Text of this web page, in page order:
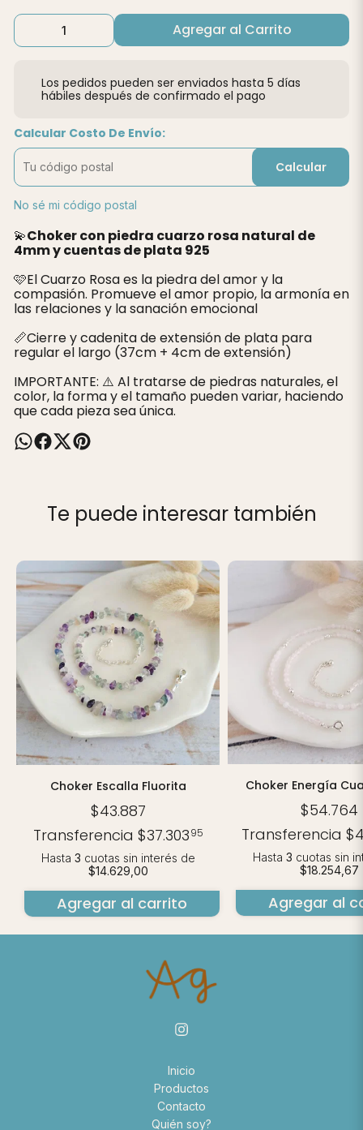
Agregar al Carrito
Los pedidos pueden ser enviados hasta 5 días
hábiles después de confirmado el pago
Calcular Costo De Envío:
Calcular
No sé mi código postal
💫Choker con piedra cuarzo rosa natural de
4mm y cuentas de plata 925
🩷El Cuarzo Rosa es la piedra del amor y la
compasión. Promueve el amor propio, la armonía en
las relaciones y la sanación emocional
📏Cierre y cadenita de extensión de plata para
regular el largo (37cm + 4cm de extensión)
IMPORTANTE: ⚠️ Al tratarse de piedras naturales, el
color, la forma y el tamaño pueden variar, haciendo
que cada pieza sea única.
Te puede interesar también
Choker Escalla Fluorita
$43.887
Transferencia $37.30395
Hasta 3 cuotas sin interés de
$14.629,00
Agregar al carrito
Choker Energía
$54.764
Transferencia
Hasta 3 cuotas sin
$18.254,67
Agregar al
Inicio
Productos
Contacto
Quién soy?